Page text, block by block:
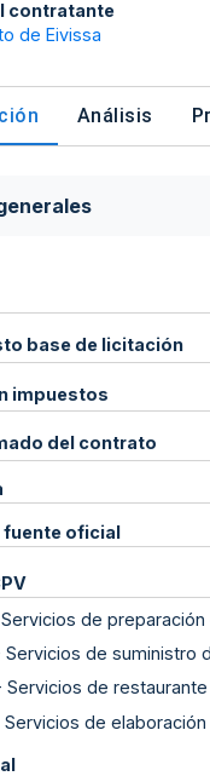
contratante
de Eivissa
Análisis
base de licitación
impuestos
del contrato
fuente oficial
Servicios de
Servicios de suministro
Servicios de
Servicios de